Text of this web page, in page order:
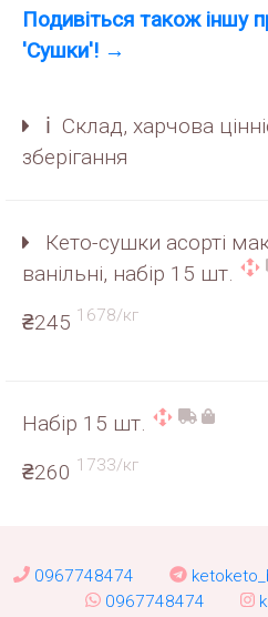
Подивiться також іншу
'Сушки'! →
ℹ️ Склад, харчова
зберігання
Кето-сушки асорті
ванільні, набір 15 шт.
₴245 1678/кг
Набір 15 шт.
₴260 1733/кг
0967748474
0967748474